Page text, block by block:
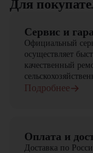
Для
Сервис и
Официальный
осуществляет
качественный
Подробнее
Оплата и
Доставка по